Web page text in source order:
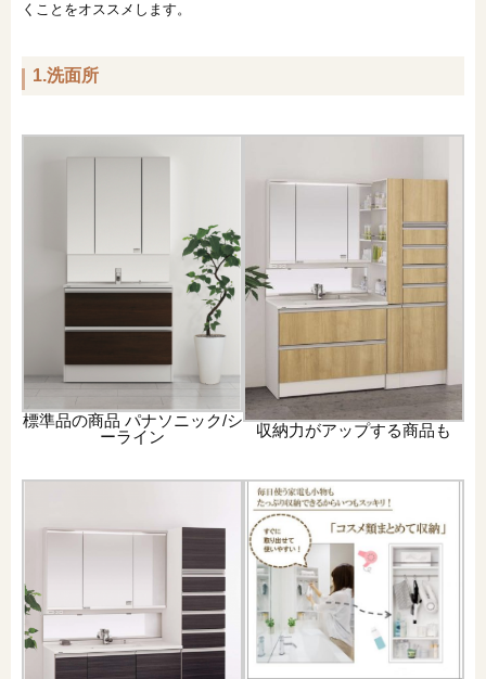
くことをオススメします。
1.洗面所
標準品の商品 パナソニック/シ
ーライン
収納力がアップする商品も